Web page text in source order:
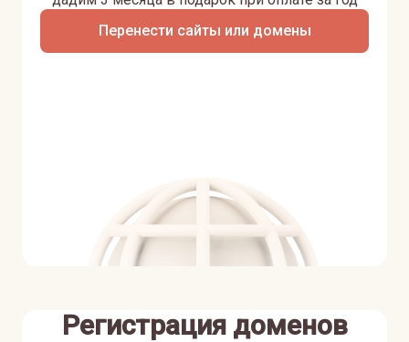
Перенести сайты или домены
Регистрация доменов